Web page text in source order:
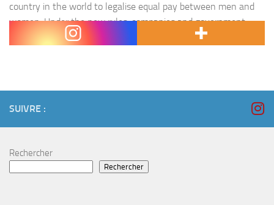
country in the world to legalise equal pay between men and
women. Under the new rules, companies and government
agencies employing…
SUIVRE :
Rechercher
Rechercher